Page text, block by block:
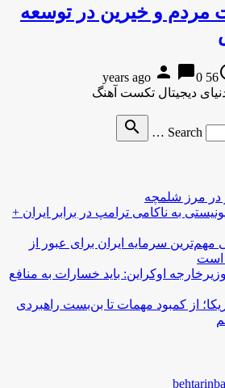
و خیرین در توسعه
56 years ago
person chat_bubble0
Search …
search
در مرز شلمچه
به ناکامی ترامپ در برابر ایران +
سرمایه ایران برای عبور از
است
اوکراین: باید خسارات به منافع
از کمبود مهمات تا بن‌بست راهبردی